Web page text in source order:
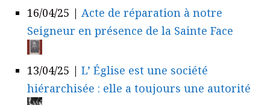
16/04/25 | Acte de réparation à notre
Seigneur en présence de la Sainte Face
13/04/25 | L’ Église est une société
hiérarchisée : elle a toujours une autorité